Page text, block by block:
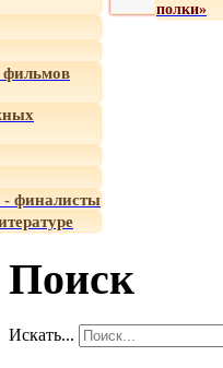
полки»
- финалисты
Поиск
Искать...